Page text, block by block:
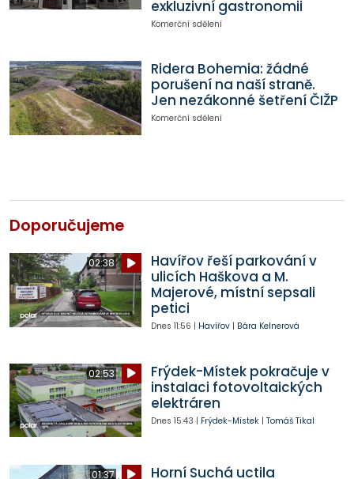
exkluzivní gastronomii
Komerční sdělení
Ridera Bohemia: žádné
porušení na naší straně.
Jen nezákonné šetření ČIŽP
Komerční sdělení
Doporučujeme
02:38
Havířov řeší parkování v
ulicích Haškova a M.
Majerové, místní sepsali
petici
Dnes 11:56 | Havířov| Bára Kelnerová
02:53
Frýdek-Místek pokračuje v
instalaci fotovoltaických
elektráren
Dnes 15:43 | Frýdek-Místek| Tomáš Tikal
01:37
Horní Suchá uctila